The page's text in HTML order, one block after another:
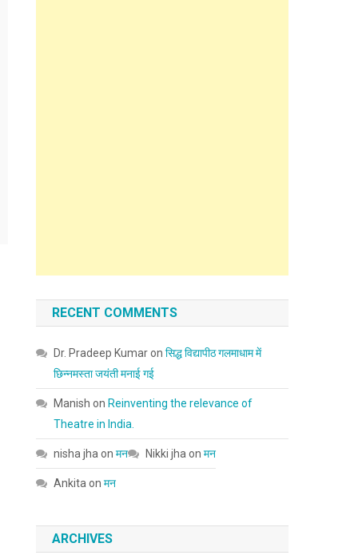
RECENT COMMENTS
Dr. Pradeep Kumaronसिद्ध विद्यापीठ गलमाधाम में
छिन्नमस्ता जयंती मनाई गई
Manish on Reinventing the relevance of
Theatre in India.
nisha jha onमन Nikki jha onमन
Ankita onमन
ARCHIVES